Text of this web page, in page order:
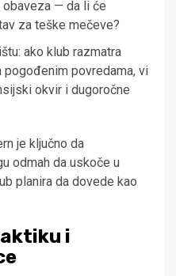
— da li će
za teške mečeve?
ako klub razmatra
pogođenim povredama, vi
okvir i dugoročne
je ključno da
odmah da uskoče u
planira da dovede kao
i